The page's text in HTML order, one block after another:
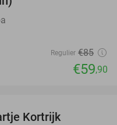
Regulier €85
€59,90
Kortrijk